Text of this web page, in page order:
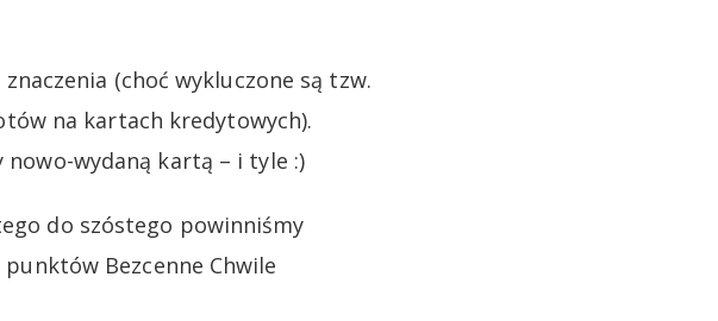
(choć wykluczone są tzw.
na kartach kredytowych).
wydaną kartą – i tyle :)
do szóstego powinniśmy
Bezcenne Chwile